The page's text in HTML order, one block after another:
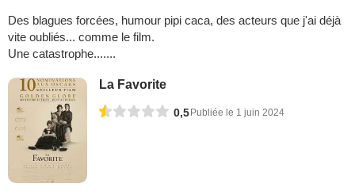
Des blagues forcées, humour pipi caca, des acteurs que j'ai déjà
vite oubliés... comme le film.
Une catastrophe.......
La Favorite
0,5Publiée le 1 juin 2024